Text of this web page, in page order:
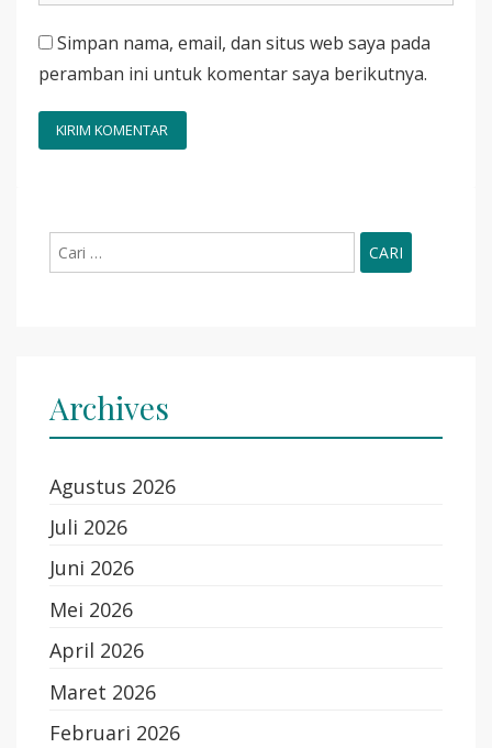
Simpan nama, email, dan situs web saya pada
peramban ini untuk komentar saya berikutnya.
untuk:
Archives
Agustus 2026
Juli 2026
Juni 2026
Mei 2026
April 2026
Maret 2026
Februari 2026